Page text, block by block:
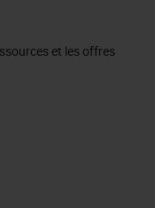
et les offres